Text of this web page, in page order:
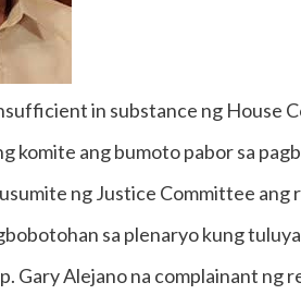
in substance ng House
komite ang bumoto pabor sa
ng Justice Committee ang
sa plenaryo kung
Gary Alejano na complainant ng